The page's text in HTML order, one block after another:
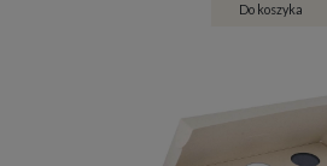
Do koszyka